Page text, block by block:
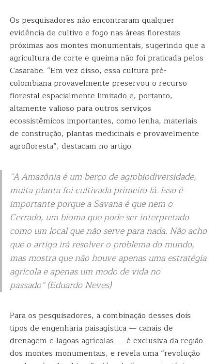
Os pesquisadores não encontraram qualquer
evidência de cultivo e fogo nas áreas florestais
próximas aos montes monumentais, sugerindo que a
agricultura de corte e queima não foi praticada pelos
Casarabe. “Em vez disso, essa cultura pré-
colombiana provavelmente preservou o recurso
florestal espacialmente limitado e, portanto,
altamente valioso para outros serviços
ecossistêmicos importantes, como lenha, materiais
de construção, plantas medicinais e provavelmente
agrofloresta”, destacam no artigo.
“A Amazônia é um berço de agrobiodiversidade,
muita planta foi cultivada primeiro lá. Isso é
importante porque a Savana é que nem o
Cerrado, um bioma que pode ser interpretado
como um local que não serve para nada. Não acho
que o artigo irá resolver o problema do mundo,
mas mostra que não houve apenas uma estratégia
agrícola e apenas um modo de vida no
passado” (Eduardo Neves)
Para os pesquisadores, a combinação desses dois
tipos de engenharia paisagística — canais de
drenagem e lagoas agrícolas — é exclusiva da região
dos montes monumentais, e revela uma “revolução